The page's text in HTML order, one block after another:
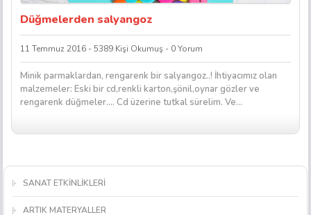
Düğmelerden salyangoz
11 Temmuz 2016 - 5389 Kişi Okumuş - 0 Yorum
Minik parmaklardan, rengarenk bir salyangoz..! İhtiyacımız olan
malzemeler: Eski bir cd,renkli karton,şönil,oynar gözler ve
rengarenk düğmeler…. Cd üzerine tutkal sürelim. Ve...
SANAT ETKİNLİKLERİ
ARTIK MATERYALLER